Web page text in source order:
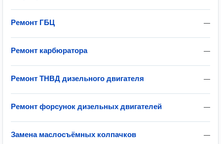
—
Ремонт ГБЦ
—
Ремонт карбюратора
—
Ремонт ТНВД дизельного двигателя
—
Ремонт форсунок дизельных двигателей
—
Замена маслосъёмных колпачков